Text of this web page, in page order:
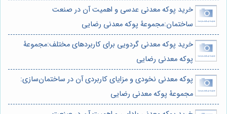
خرید پوکه معدنی عدسی و اهمیت آن در صنعت
ساختمان:مجموعۀ پوکه معدنی رضایی
خرید پوکه معدنی گردویی برای کاربردهای مختلف:مجموعۀ
پوکه معدنی رضایی
پوکه معدنی نخودی و مزایای کاربردی آن در ساختمان‌سازی:
مجموعۀ پوکه معدنی رضایی